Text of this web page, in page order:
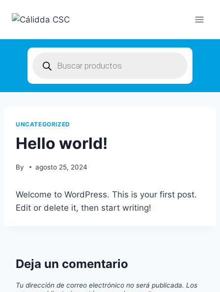
search
UNCATEGORIZED
Hello world!
By agosto 25, 2024
Welcome to WordPress. This is your first post.
Edit or delete it, then start writing!
Deja un comentario
Tu dirección de correo electrónico no será publicada. Los